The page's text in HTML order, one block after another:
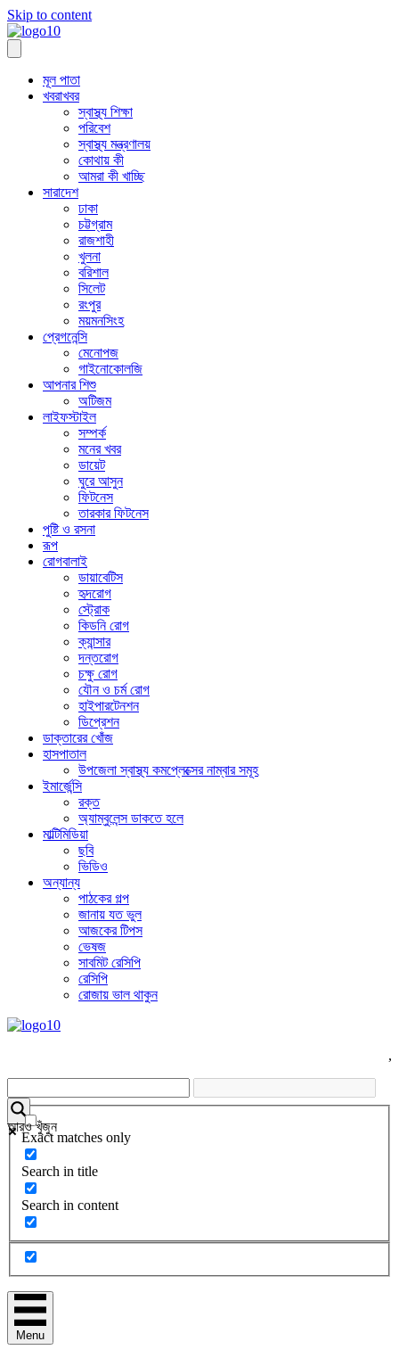
Skip to content
মূল পাতা
খবরাখবর
স্বাস্থ্য শিক্ষা
পরিবেশ
স্বাস্থ্য মন্ত্রণালয়
কোথায় কী
আমরা কী খাচ্ছি
সারাদেশ
ঢাকা
চট্টগ্রাম
রাজশাহী
খুলনা
বরিশাল
সিলেট
রংপুর
ময়মনসিংহ
প্রেগনেন্সি
মেনোপজ
গাইনোকোলজি
আপনার শিশু
অটিজম
লাইফস্টাইল
সম্পর্ক
মনের খবর
ডায়েট
ঘুরে আসুন
ফিটনেস
তারকার ফিটনেস
পুষ্টি ও রসনা
রূপ
রোগবালাই
ডায়াবেটিস
হৃদরোগ
স্ট্রোক
কিডনি রোগ
ক্যান্সার
দন্তরোগ
চক্ষু রোগ
যৌন ও চর্ম রোগ
হাইপারটেনশন
ডিপ্রেশন
ডাক্তারের খোঁজ
হাসপাতাল
উপজেলা স্বাস্থ্য কমপ্লেক্সের নাম্বার সমূহ
ইমার্জেন্সি
রক্ত
অ্যাম্বুলেন্স ডাকতে হলে
মাল্টিমিডিয়া
ছবি
ভিডিও
অন্যান্য
পাঠকের গল্প
জানায় যত ভুল
আজকের টিপস
ভেষজ
সাবমিট রেসিপি
রেসিপি
রোজায় ভাল থাকুন
,
আরও খুঁজুন
Exact matches only
Search in title
Search in content
Menu